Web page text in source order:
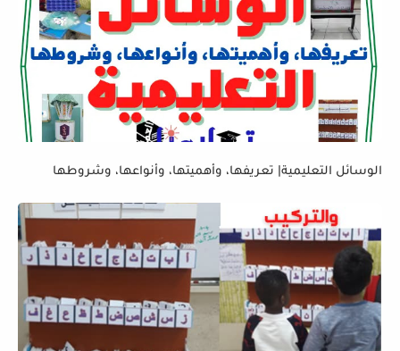
الوسائل التعليمية| تعريفها، وأهميتها، وأنواعها، وشروطها